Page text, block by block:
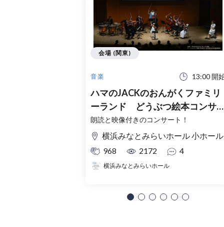
音楽 13:00 開
ハマのJACKのおんがくファミリ
ーランド どうぶつ絵本コンサ
ト
朗読と映像付きのコンサート！
横浜みなとみらいホール 小ホール
968
2172 4
横浜みなとみらいホール
会場 (関東)